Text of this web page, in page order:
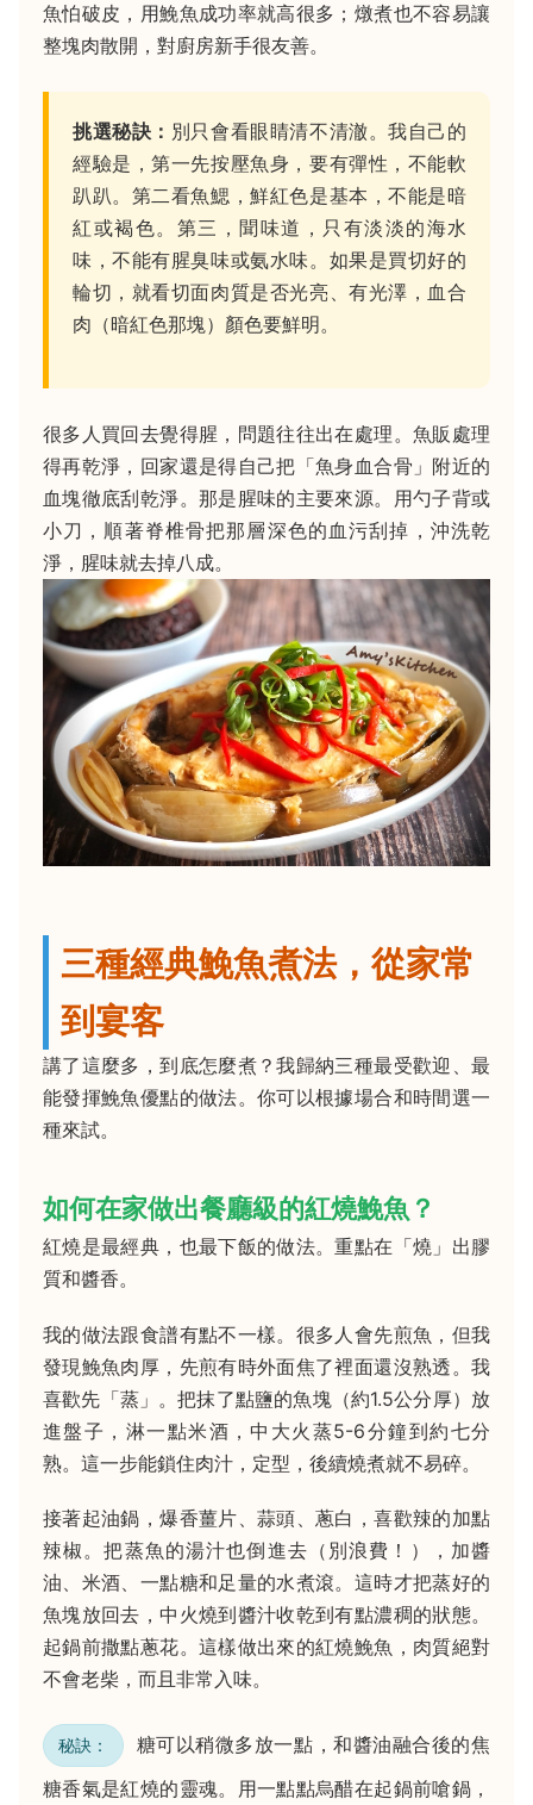
魚怕破皮，用鮸魚成功率就高很多；燉煮也不容易讓
整塊肉散開，對廚房新手很友善。
挑選秘訣： 別只會看眼睛清不清澈。我自己的
經驗是，第一先按壓魚身，要有彈性，不能軟
趴趴。第二看魚鰓，鮮紅色是基本，不能是暗
紅或褐色。第三，聞味道，只有淡淡的海水
味，不能有腥臭味或氨水味。如果是買切好的
輪切，就看切面肉質是否光亮、有光澤，血合
肉（暗紅色那塊）顏色要鮮明。
很多人買回去覺得腥，問題往往出在處理。魚販處理
得再乾淨，回家還是得自己把「魚身血合骨」附近的
血塊徹底刮乾淨。那是腥味的主要來源。用勺子背或
小刀，順著脊椎骨把那層深色的血污刮掉，沖洗乾
淨，腥味就去掉八成。
三種經典鮸魚煮法，從家常
到宴客
講了這麼多，到底怎麼煮？我歸納三種最受歡迎、最
能發揮鮸魚優點的做法。你可以根據場合和時間選一
種來試。
如何在家做出餐廳級的紅燒鮸魚？
紅燒是最經典，也最下飯的做法。重點在「燒」出膠
質和醬香。
我的做法跟食譜有點不一樣。很多人會先煎魚，但我
發現鮸魚肉厚，先煎有時外面焦了裡面還沒熟透。我
喜歡先「蒸」。把抹了點鹽的魚塊（約1.5公分厚）放
進盤子，淋一點米酒，中大火蒸5-6分鐘到約七分
熟。這一步能鎖住肉汁，定型，後續燒煮就不易碎。
接著起油鍋，爆香薑片、蒜頭、蔥白，喜歡辣的加點
辣椒。把蒸魚的湯汁也倒進去（別浪費！），加醬
油、米酒、一點糖和足量的水煮滾。這時才把蒸好的
魚塊放回去，中火燒到醬汁收乾到有點濃稠的狀態。
起鍋前撒點蔥花。這樣做出來的紅燒鮸魚，肉質絕對
不會老柴，而且非常入味。
秘訣：
糖可以稍微多放一點，和醬油融合後的焦
糖香氣是紅燒的靈魂。用一點點烏醋在起鍋前嗆鍋，